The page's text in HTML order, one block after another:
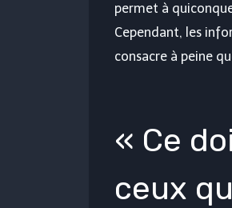
permet à
Cependant, les
consacre à peine
« Ce
ceux